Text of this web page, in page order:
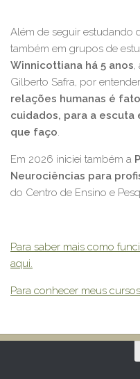
Além de seguir estudando
também em grupos de
Winnicottiana há 5 anos,
Gilberto Safra, por
relações humanas é
cuidados, para a
que faço.
Em 2026 iniciei também a
Neurociências para
do Centro de Ensino e
Para saber mais como
aqui.
Para conhecer meus